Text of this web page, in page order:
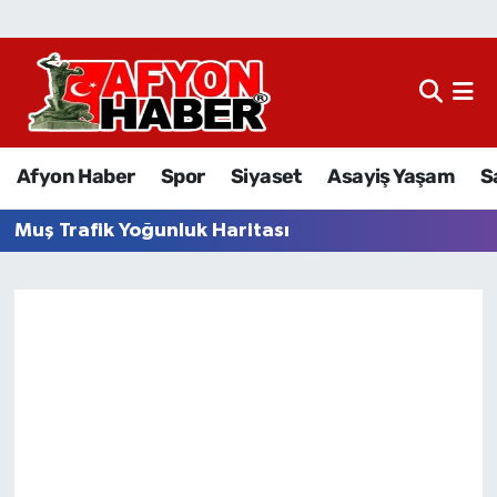
Afyon Haber Spor Siyaset Asayiş Yaşam
Muş Trafik Yoğunluk Haritası
Afyon Haber
Asayiş Yaşam